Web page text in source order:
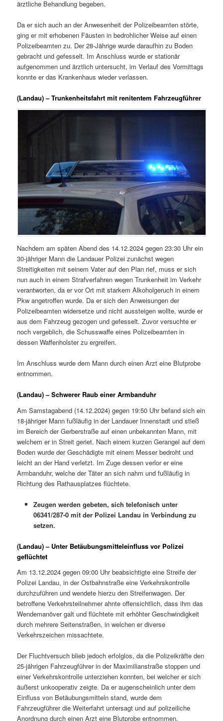
ärztliche Behandlung begeben.
Da er sich auch an der Anwesenheit der Polizeibeamten störte,
ging er mit erhobenen Fäusten in bedrohlicher Weise auf einen
Polizeibeamten zu. Der 28-Jährige wurde daraufhin zu Boden
gebracht und gefesselt. Im Anschluss wurde er stationär
aufgenommen und ärztlich untersucht, im Verlauf des Vormittags
konnte er das Krankenhaus wieder verlassen.
(Landau) – Trunkenheitsfahrt mit renitentem Fahrzeugführer
Nachdem am späten Abend des 14.12.2024 gegen 23:30 Uhr ein
30-jähriger Mann die Landauer Polizei zunächst wegen
Streitigkeiten mit seinem Vater auf den Plan rief, muss er sich
nun auch in einem Strafverfahren wegen Trunkenheit im Verkehr
verantworten, da er vor Ort mit starkem Alkoholgeruch in einem
Pkw angetroffen wurde. Da er sich den Anweisungen der
Polizeibeamten widersetze und nicht aussteigen wollte, wurde er
aus dem Fahrzeug gezogen und gefesselt. Zuvor versuchte er
noch vergeblich, die Schusswaffe eines Polizeibeamten in
dessen Waffenholster zu ergreifen.
Im Anschluss wurde dem Mann durch einen Arzt eine Blutprobe
entnommen.
(Landau) – Schwerer Raub einer Armbanduhr
Am Samstagabend (14.12.2024) gegen 19:50 Uhr befand sich ein
18-jähriger Mann fußläufig in der Landauer Innenstadt und stieß
im Bereich der Gerberstraße auf einen unbekannten Mann, mit
welchem er in Streit geriet. Nach einem kurzen Gerangel auf dem
Boden wurde der Geschädigte mit einem Messer bedroht und
leicht an der Hand verletzt. Im Zuge dessen verlor er eine
Armbanduhr, welche der Täter an sich nahm und fußläufig in
Richtung des Rathausplatzes flüchtete.
Zeugen werden gebeten, sich telefonisch unter
06341/287-0 mit der Polizei Landau in Verbindung zu
setzen.
(Landau) – Unter Betäubungsmitteleinfluss vor Polizei
geflüchtet
Am 13.12.2024 gegen 09:00 Uhr beabsichtigte eine Streife der
Polizei Landau, in der Ostbahnstraße eine Verkehrskontrolle
durchzuführen und wendete hierzu den Streifenwagen. Der
betroffene Verkehrsteilnehmer ahnte offensichtlich, dass ihm das
Wendemanöver galt und flüchtete mit erhöhter Geschwindigkeit
durch mehrere Seitenstraßen, in welchen er diverse
Verkehrszeichen missachtete.
Der Fluchtversuch blieb jedoch erfolglos, da die Polizeikräfte den
25-jährigen Fahrzeugführer in der Maximilianstraße stoppen und
einer Verkehrskontrolle unterziehen konnten, bei welcher er sich
äußerst unkooperativ zeigte. Da er augenscheinlich unter dem
Einfluss von Betäubungsmitteln stand, wurde dem
Fahrzeugführer die Weiterfahrt untersagt und auf polizeiliche
Anordnung durch einen Arzt eine Blutprobe entnommen.